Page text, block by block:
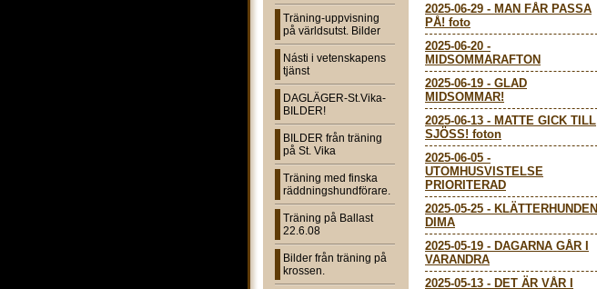
Träning-uppvisning
på världsutst. Bilder
Násti i vetenskapens
tjänst
DAGLÄGER-St.Vika-
BILDER!
BILDER från träning
på St. Vika
Träning med finska
räddningshundförare.
Träning på Ballast
22.6.08
Bilder från träning på
krossen.
2025-06-29 - MAN FÅR PASSA
PÅ! foto
2025-06-20 -
MIDSOMMARAFTON
2025-06-19 - GLAD
MIDSOMMAR!
2025-06-13 - MATTE GICK TILL
SJÖSS! foton
2025-06-05 -
UTOMHUSVISTELSE
PRIORITERAD
2025-05-25 - KLÄTTERHUNDEN
DIMA
2025-05-19 - DAGARNA GÅR I
VARANDRA
2025-05-13 - DET ÄR VÅR I